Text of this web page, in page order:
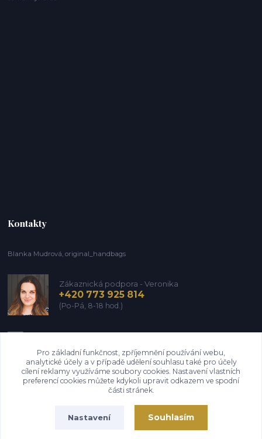
Kontakty
Blanka Mudrová, original_handbags
Zákaznická podpora - Veronika
+420 773 925 814
(Po-Pá, 8-18 hod.)
Pro základní funkčnost, zpříjemnění používání webu,
analytické účely a v případě udělení souhlasu také pro účely
cílení reklamy využíváme soubory cookies. Nastavení vlastních
preferencí cookies můžete kdykoli upravit odkazem ve spodní
části stránek.
Nastavení Souhlasím